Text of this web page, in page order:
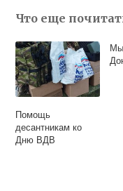
Что еще
Помощь
десантникам ко
Дню ВДВ